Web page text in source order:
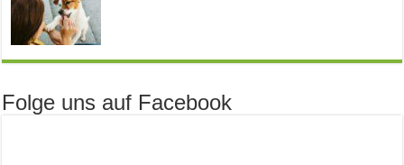
Folge uns auf Facebook